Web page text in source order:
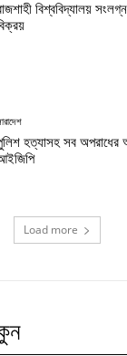
বিশ্ববিদ্যালয়
হত্যাসহ সব অপরাধের
Load more